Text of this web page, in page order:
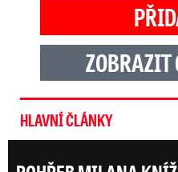
HLAVNÍ ČLÁNKY